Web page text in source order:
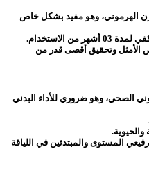
الهرموني، وهو مفيد بشكل خاص
الأمثل وتحقيق أقصى قدر من
الصحي، وهو ضروري للأداء البدني
والحيوية.
المستوى والمبتدئين في اللياقة